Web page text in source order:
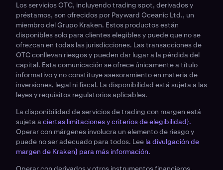
Los servicios OTC, incluyendo trading spot, derivados y
préstamos, son ofrecidos por Payward Oceanic Ltd., un
miembro del Grupo Kraken. Estos productos están
disponibles solo para clientes elegibles y puede que no se
ofrezcan en todas las jurisdicciones. Las transacciones de
OTC conllevan riesgos y pueden dar lugar a la pérdida del
capital. Esta comunicación se ofrece únicamente a título
informativo y no constituye asesoramiento en materia de
inversiones, legal ni fiscal. La disponibilidad está sujeta a las
leyes y requisitos regulatorios aplicables.
La disponibilidad de servicios de trading con margen está
sujeta aciertas limitaciones y criterios de elegibilidad}.
Operar con márgenes involucra un elemento de riesgo y
puede no ser adecuado para todos. Lee la divulgación de
margen de Kraken} para más información.